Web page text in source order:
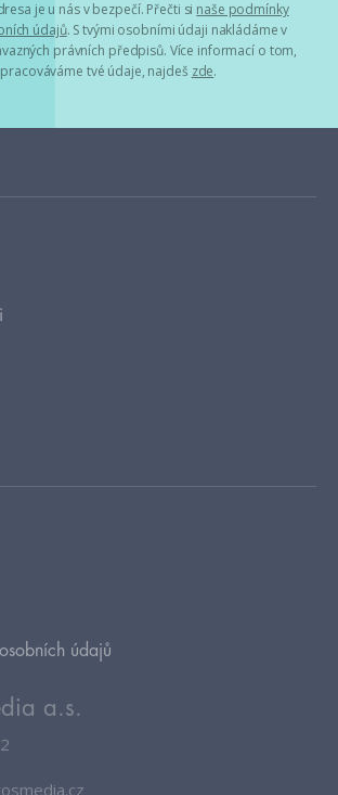
je u nás v bezpečí. Přečti si naše podmínky
údajů. S tvými osobními údaji nakládáme v
právních předpisů. Více informací o tom,
tvé údaje, najdeš zde.
údajů
a.s.